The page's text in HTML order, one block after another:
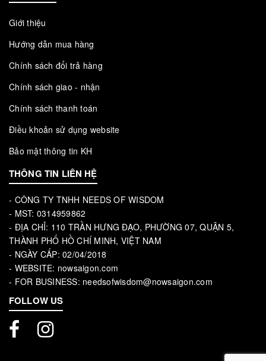
Giới thiệu
Hướng dẫn mua hàng
Chính sách đổi trả hàng
Chính sách giao - nhận
Chính sách thanh toán
Điều khoản sử dụng website
Bảo mật thông tin KH
THÔNG TIN LIÊN HỆ
- CÔNG TY TNHH NEEDS OF WISDOM
- MST: 0314959862
- ĐỊA CHỈ: 110 TRẦN HƯNG ĐẠO, PHƯỜNG 07, QUẬN 5,
THÀNH PHỐ HỒ CHÍ MINH, VIỆT NAM
- NGÀY CẤP: 02/04/2018
- WEBSITE: nowsaigon.com
- FOR BUSINESS: needsofwisdom@nowsaigon.com
FOLLOW US